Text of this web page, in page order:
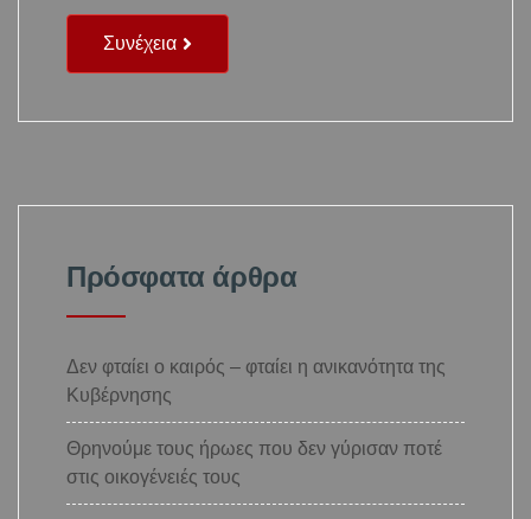
Συνέχεια
Πρόσφατα άρθρα
Δεν φταίει ο καιρός – φταίει η ανικανότητα της
Κυβέρνησης
Θρηνούμε τους ήρωες που δεν γύρισαν ποτέ
στις οικογένειές τους